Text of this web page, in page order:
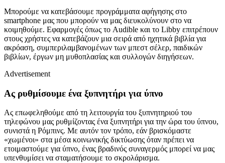
Μπορούμε να κατεβάσουμε προγράμματα αφήγησης στο
smartphone μας που μπορούν να μας διευκολύνουν στο να
κοιμηθούμε. Εφαρμογές όπως το Audible και το Libby επιτρέπουν
στους χρήστες να κατεβάζουν μια σειρά από ηχητικά βιβλία για
ακρόαση, συμπεριλαμβανομένων των μπεστ σέλερ, παιδικών
βιβλίων, έργων μη μυθοπλασίας και συλλογών διηγήσεων.
Advertisement
Ας ρυθμίσουμε ένα ξυπνητήρι για ύπνο
Ας επωφεληθούμε από τη λειτουργία του ξυπνητηριού του
τηλεφώνου μας ρυθμίζοντας ένα ξυπνητήρι για την ώρα του ύπνου,
συνιστά η Ρόμπινς. Με αυτόν τον τρόπο, εάν βρισκόμαστε
«χωμένοι» στα μέσα κοινωνικής δικτύωσης όταν πρέπει να
ετοιμαστούμε για ύπνο, ένας βραδινός συναγερμός μπορεί να μας
υπενθυμίσει να σταματήσουμε το σκρολάρισμα.